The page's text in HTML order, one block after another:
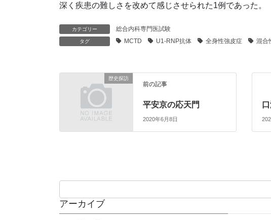
深く疾患の難しさを改めて感じさせられた1例であった。
カテゴリー 総合内科専門医試験
タグ MCTD U1-RNP抗体 全身性強皮症 混合
歴史探訪
前の記事
平安京の応天門
2020年6月8日
アーカイブ